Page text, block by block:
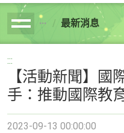
breadcrumb最新消息
:::
【活動新聞】國
手：推動國際教
2023-09-13 00:00:00